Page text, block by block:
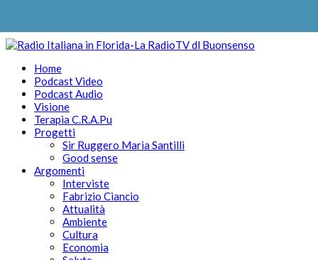
Home
Podcast Video
Podcast Audio
Visione
Terapia C.R.A.Pu
Progetti
Sir Ruggero Maria Santilli
Good sense
Argomenti
Interviste
Fabrizio Ciancio
Attualità
Ambiente
Cultura
Economia